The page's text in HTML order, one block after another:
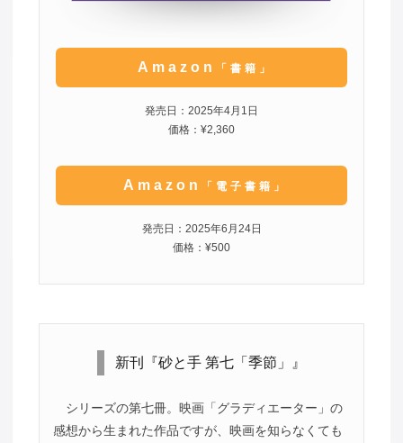
Amazon 「書籍」
発売日：2025年4月1日
価格：¥2,360
Amazon 「電子書籍」
発売日：2025年6月24日
価格：¥500
新刊『砂と手 第七「季節」』
シリーズの第七冊。映画「グラディエーター」の
感想から生まれた作品ですが、映画を知らなくても